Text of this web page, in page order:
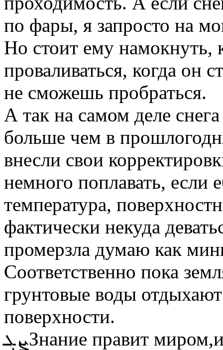
по фары, я запросто на
Но стоит ему намокнуть,
проваливаться, когда он
не сможешь пробраться.
А так на самом деле
больше чем в
внесли свои
немного поплавать, если
температура,
фактически некуда
промерзла думаю как
Соответственно пока
грунтовые воды отдыхают
поверхности.
ܨܓЗнание правит миром,и поэтому,когда мы узнаём что-